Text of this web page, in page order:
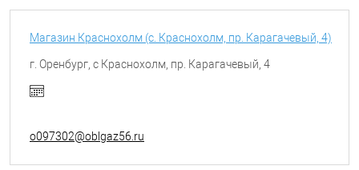
Магазин Краснохолм (с. Краснохолм, пр. Карагачевый, 4)
г. Оренбург, с Краснохолм, пр. Карагачевый, 4
o097302@oblgaz56.ru